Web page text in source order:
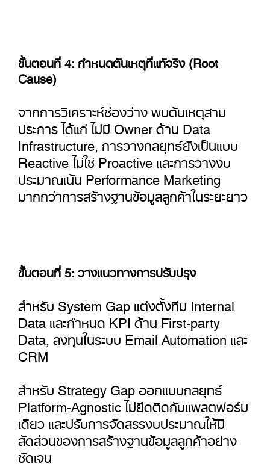
ขั้นตอนที่ 4: กำหนดต้นเหตุที่แท้จริง (Root
Cause)
จากการวิเคราะห์ช่องว่าง พบต้นเหตุสาม
ประการ ได้แก่ ไม่มี Owner ด้าน Data
Infrastructure, การวางกลยุทธ์ยังเป็นแบบ
Reactive ไม่ใช่ Proactive และการวางงบ
ประมาณเน้น Performance Marketing
มากกว่าการสร้างฐานข้อมูลลูกค้าในระยะยาว
ขั้นตอนที่ 5: วางแนวทางการปรับปรุง
สำหรับ System Gap แต่งตั้งทีม Internal
Data และกำหนด KPI ด้าน First-party
Data, ลงทุนในระบบ Email Automation และ
CRM
สำหรับ Strategy Gap ออกแบบกลยุทธ์
Platform-Agnostic ไม่ยึดติดกับแพลตฟอร์ม
เดียว และปรับการจัดสรรงบประมาณให้มี
สัดส่วนของการสร้างฐานข้อมูลลูกค้าอย่าง
ชัดเจน